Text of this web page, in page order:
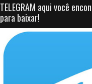
TELEGRAM aqui você
para baixar!